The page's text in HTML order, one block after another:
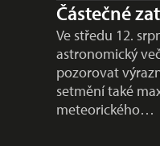
Částečné
Ve středu 12.
astronomický
pozorovat
setmění také
meteorického…